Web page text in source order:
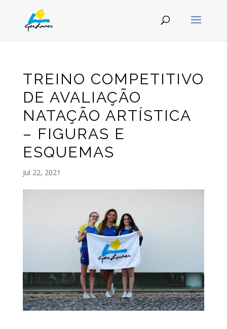
TREINO COMPETITIVO
DE AVALIAÇÃO
NATAÇÃO ARTÍSTICA
– FIGURAS E
ESQUEMAS
Jul 22, 2021